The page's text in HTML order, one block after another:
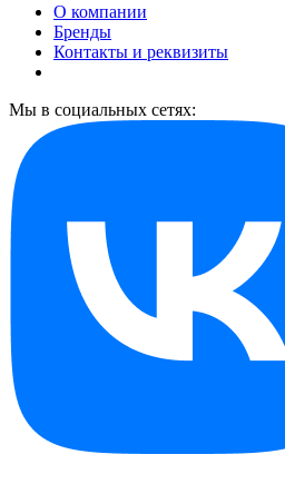
О компании
Бренды
Контакты и реквизиты
Мы в социальных сетях: